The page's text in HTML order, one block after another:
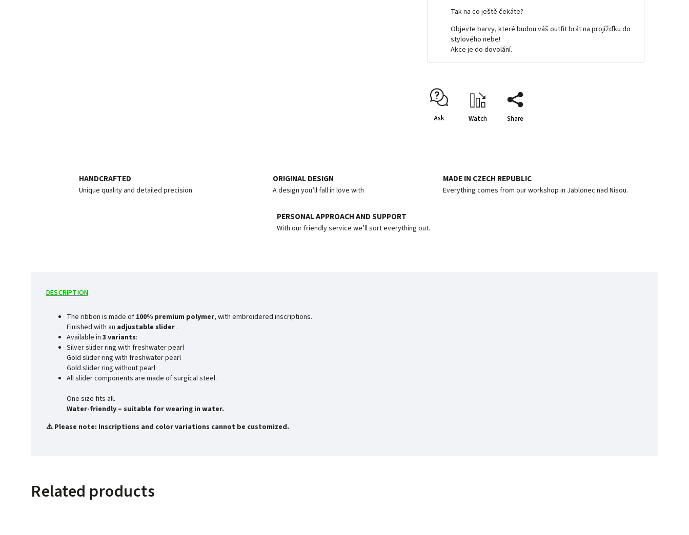
Tak na co ještě čekáte?
Objevte barvy, které budou váš outfit brát na projížďku do
stylového nebe!
Akce je do dovolání.
Ask Watch Share
HANDCRAFTED
Unique quality and detailed precision.
ORIGINAL DESIGN
A design you’ll fall in love with
MADE IN CZECH REPUBLIC
Everything comes from our workshop in Jablonec nad Nisou.
PERSONAL APPROACH AND SUPPORT
With our friendly service we’ll sort everything out.
DESCRIPTION
The ribbon is made of 100% premium polymer, with embroidered inscriptions.
Finished with an adjustable slider .
Available in 3 variants:
Silver slider ring with freshwater pearl
Gold slider ring with freshwater pearl
Gold slider ring without pearl
All slider components are made of surgical steel.
One size fits all.
Water-friendly – suitable for wearing in water.
⚠️ Please note: Inscriptions and color variations cannot be customized.
Related products